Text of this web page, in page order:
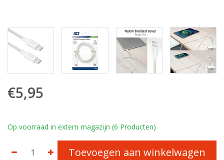
€5,95
Op voorraad in extern magazijn (6 Producten)
Toevoegen aan winkelwagen